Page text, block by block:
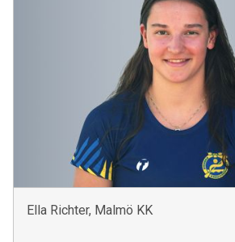
Ella Richter, Malmö KK